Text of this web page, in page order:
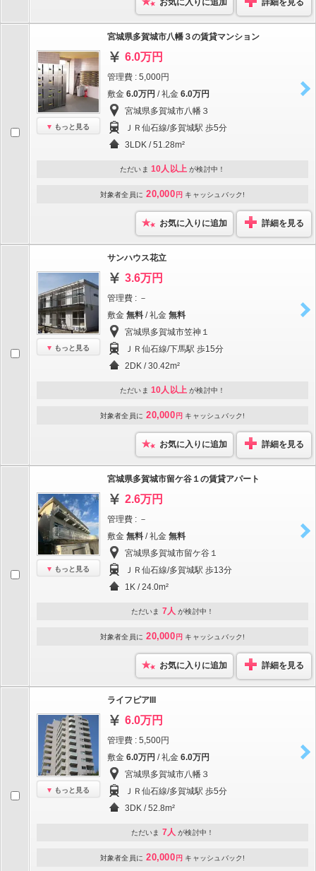
お気に入りに追加 詳細を見る
もっと見る
宮城県多賀城市八幡３の賃貸マンション
6.0万円
管理費 : 5,000円
敷金 6.0万円 / 礼金 6.0万円
宮城県多賀城市八幡３
ＪＲ仙石線/多賀城駅 歩5分
3LDK / 51.28m²
ただいま 10人以上 が検討中！
対象者全員に 20,000 円 キャッシュバック!
お気に入りに追加 詳細を見る
もっと見る
サンハウス花立
3.6万円
管理費 : －
敷金 無料 / 礼金 無料
宮城県多賀城市笠神１
ＪＲ仙石線/下馬駅 歩15分
2DK / 30.42m²
ただいま 10人以上 が検討中！
対象者全員に 20,000 円 キャッシュバック!
お気に入りに追加 詳細を見る
もっと見る
宮城県多賀城市留ケ谷１の賃貸アパート
2.6万円
管理費 : －
敷金 無料 / 礼金 無料
宮城県多賀城市留ケ谷１
ＪＲ仙石線/多賀城駅 歩13分
1K / 24.0m²
ただいま 7人 が検討中！
対象者全員に 20,000 円 キャッシュバック!
お気に入りに追加 詳細を見る
もっと見る
ライフピアIII
6.0万円
管理費 : 5,500円
敷金 6.0万円 / 礼金 6.0万円
宮城県多賀城市八幡３
ＪＲ仙石線/多賀城駅 歩5分
3DK / 52.8m²
ただいま 7人 が検討中！
対象者全員に 20,000 円 キャッシュバック!